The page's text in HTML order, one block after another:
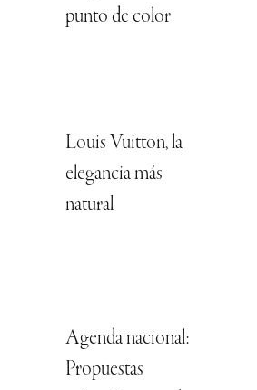
punto de color
Louis Vuitton, la
elegancia más
natural
Agenda nacional:
Propuestas